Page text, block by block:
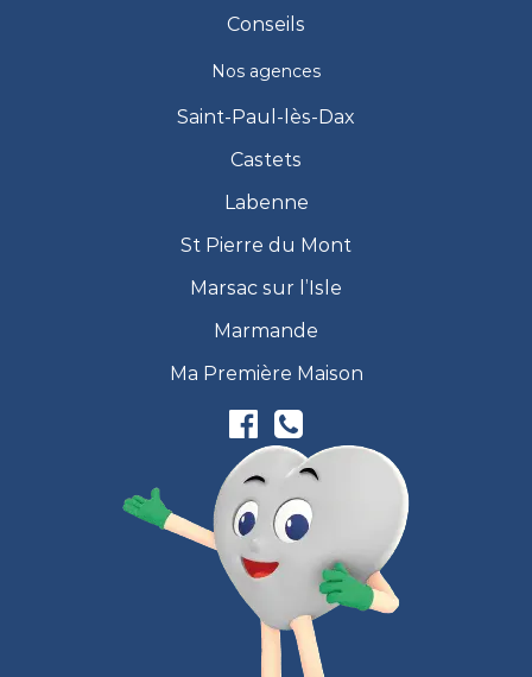
Conseils
Nos agences
Saint-Paul-lès-Dax
Castets
Labenne
St Pierre du Mont
Marsac sur l’Isle
Marmande
Ma Première Maison